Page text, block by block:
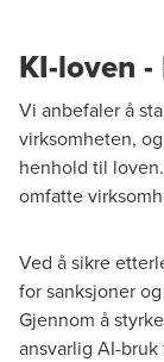
KI-loven
Vi anbefaler å
virksomheten,
henhold til
omfatte
Ved å sikre
for sanksjoner
Gjennom å
ansvarlig AI-